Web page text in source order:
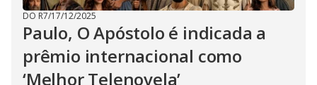
DO R7/17/12/2025
Paulo, O Apóstolo é indicada a
prêmio internacional como
‘Melhor Telenovela’